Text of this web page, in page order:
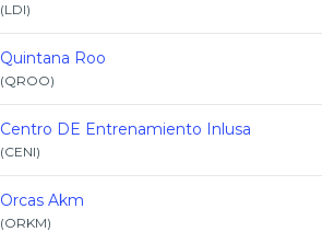
(LDI)
Quintana Roo
(QROO)
Centro DE Entrenamiento Inlusa
(CENI)
Orcas Akm
(ORKM)